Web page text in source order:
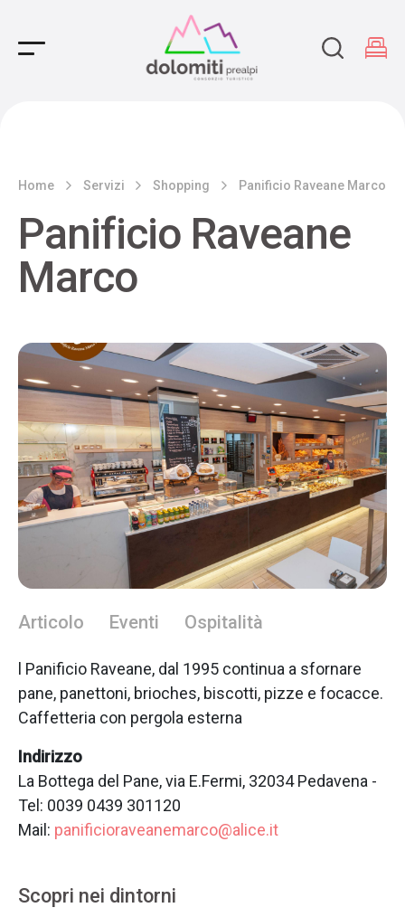
Main Navigation
Home Servizi Shopping Panificio Raveane Marco
Panificio Raveane
Marco
Articolo Eventi Ospitalità
l Panificio Raveane, dal 1995 continua a sfornare
pane, panettoni, brioches, biscotti, pizze e focacce.
Caffetteria con pergola esterna
Indirizzo
La Bottega del Pane, via E.Fermi, 32034 Pedavena -
Tel: 0039 0439 301120
Mail: panificioraveanemarco@alice.it
Scopri nei dintorni